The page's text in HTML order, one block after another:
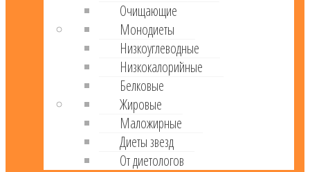
Очищающие
Монодиеты
Низкоуглеводные
Низкокалорийные
Белковые
Жировые
Маложирные
Диеты звезд
От диетологов